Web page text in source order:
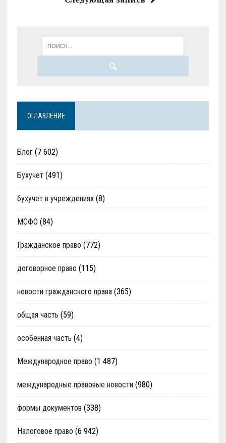
ОГЛАВЛЕНИЕ
Блог(7 602)
Бухучет(491)
бухучет в учреждениях(8)
МСФО (84)
Гражданское право (772)
договорное право (115)
новости гражданского права(365)
общая часть (59)
особенная часть (4)
Международное право (1 487)
международные правовые новости (980)
формы документов (338)
Налоговое право (6 942)